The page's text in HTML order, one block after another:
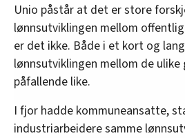
Unio påstår at det er store
lønnsutviklingen mellom
er det ikke. Både i et kort og
lønnsutviklingen mellom de
påfallende like.
I fjor hadde kommuneansatte,
industriarbeidere samme